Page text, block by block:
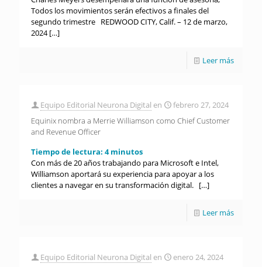
Todos los movimientos serán efectivos a finales del
segundo trimestre REDWOOD CITY, Calif. – 12 de marzo,
2024[…]
Leer más
Equipo Editorial Neurona Digital en
febrero 27, 2024
Equinix nombra a Merrie Williamson como Chief Customer
and Revenue Officer
Tiempo de lectura: 4 minutos
Con más de 20 años trabajando para Microsoft e Intel,
Williamson aportará su experiencia para apoyar a los
clientes a navegar en su transformación digital. […]
Leer más
Equipo Editorial Neurona Digital en
enero 24, 2024